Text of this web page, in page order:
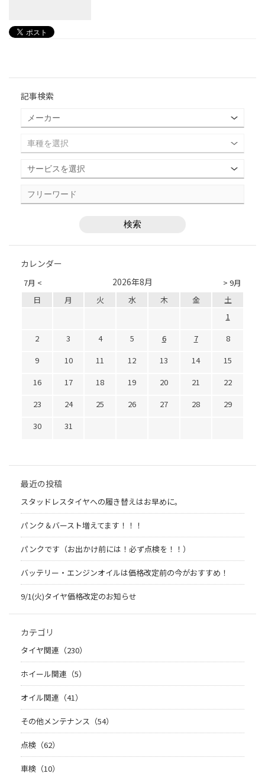
記事検索
カレンダー
7月 < > 9月
2026年8月
日 月 火 水 木 金
土
1
2
3 4 5 6 7
8
9
10 11 12 13 14
15
16
17 18 19 20 21
22
23
24 25 26 27 28
29
30
31
最近の投稿
スタッドレスタイヤへの履き替えはお早めに。
パンク＆バースト増えてます！！！
パンクです（お出かけ前には！必ず点検を！！）
バッテリー・エンジンオイルは価格改定前の今がおすすめ！
9/1(火)タイヤ価格改定のお知らせ
カテゴリ
タイヤ関連（230）
ホイール関連（5）
オイル関連（41）
その他メンテナンス（54）
点検（62）
車検（10）